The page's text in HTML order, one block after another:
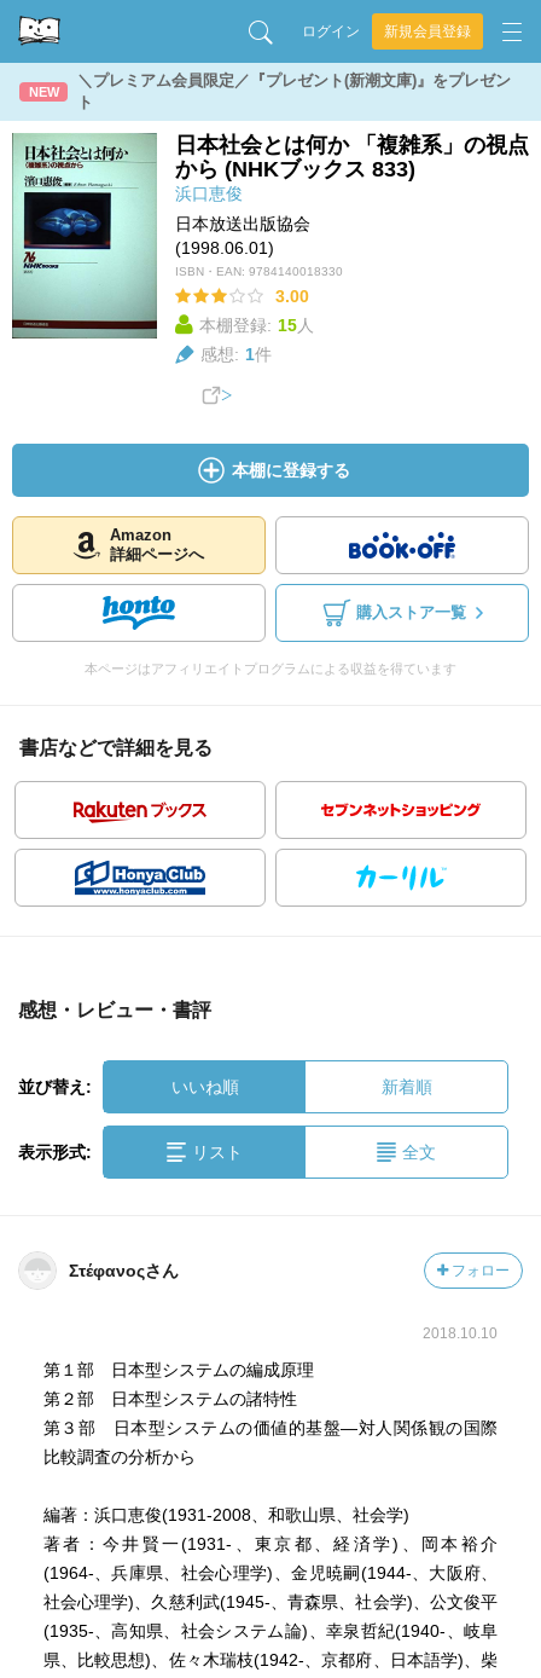
ログイン 新規会員登録
NEW
＼プレミアム会員限定／『プレゼント(新潮文庫)』をプレゼン
ト
日本社会とは何か 「複雑系」の視点
から (NHKブックス 833)
浜口恵俊
日本放送出版協会
(1998.06.01)
ISBN・EAN: 9784140018330
3.00
本棚登録: 15人
感想: 1件
本棚に登録する
Amazon
詳細ページへ
購入ストア一覧
本ページはアフィリエイトプログラムによる収益を得ています
書店などで詳細を見る
感想・レビュー・書評
並び替え: いいね順 新着順
表示形式: リスト 全文
Στέφανοςさん フォロー
2018.10.10
第１部 日本型システムの編成原理
第２部 日本型システムの諸特性
第３部 日本型システムの価値的基盤―対人関係観の国際
比較調査の分析から
編著：浜口恵俊(1931-2008、和歌山県、社会学)
著者：今井賢一(1931-、東京都、経済学)、岡本裕介
(1964-、兵庫県、社会心理学)、金児暁嗣(1944-、大阪府、
社会心理学)、久慈利武(1945-、青森県、社会学)、公文俊平
(1935-、高知県、社会システム論)、幸泉哲紀(1940-、岐阜
県、比較思想)、佐々木瑞枝(1942-、京都府、日本語学)、柴